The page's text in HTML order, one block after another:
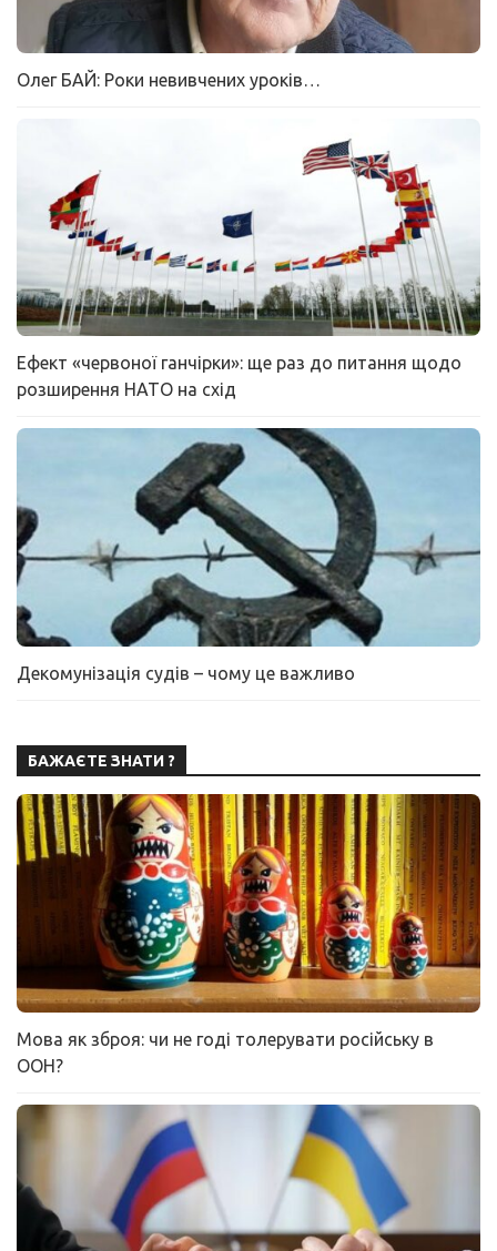
Олег БАЙ: Роки невивчених уроків…
Ефект «червоної ганчірки»: ще раз до питання щодо
розширення НАТО на схід
Декомунізація судів – чому це важливо
БАЖАЄТЕ ЗНАТИ ?
Мова як зброя: чи не годі толерувати російську в
ООН?